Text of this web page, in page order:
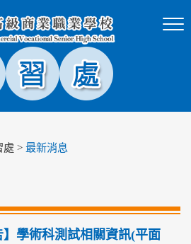
處 > 最新消息
】學術科測試相關資訊(平面